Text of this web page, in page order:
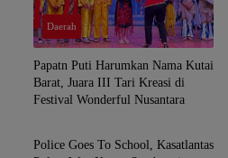
Daerah
Papatn Puti Harumkan Nama Kutai
Barat, Juara III Tari Kreasi di
Festival Wonderful Nusantara
Daerah
Police Goes To School, Kasatlantas